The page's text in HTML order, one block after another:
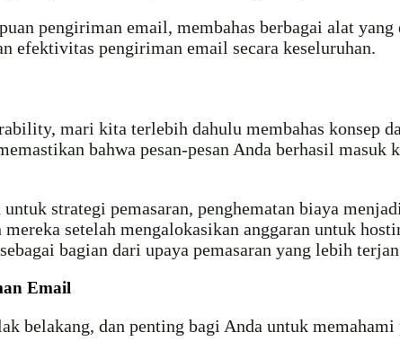
pengiriman email, membahas berbagai alat
efektivitas pengiriman email secara keseluruhan.
mari kita terlebih dahulu membahas konsep
bahwa pesan-pesan Anda berhasil
strategi pemasaran, penghematan biaya
setelah mengalokasikan anggaran untuk
bagian dari upaya pemasaran yang lebih
Email
dan penting bagi Anda untuk memahami